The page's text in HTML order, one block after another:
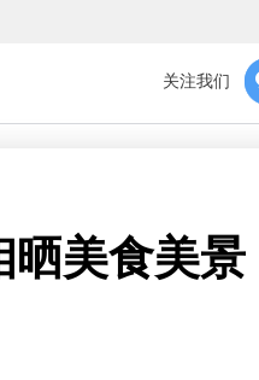
关注我们
晒美食美景